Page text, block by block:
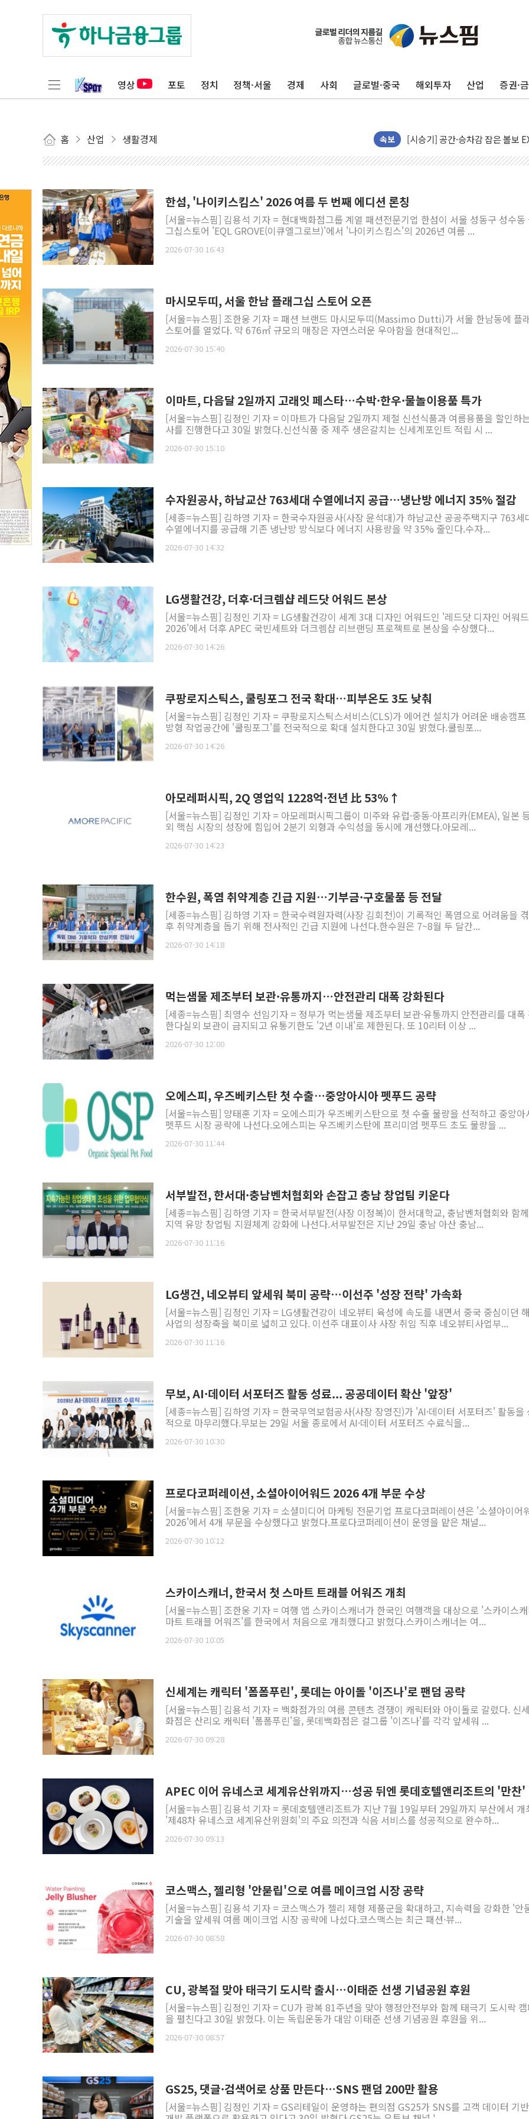
영상 포토 정치 정책·서울 경제 사회 글로벌·중국 해외투자 산업 증권·
홈 산업 생활경제 속보
전남광주 구례 산불 32분 만에
캠코, 5918억원 규모 압류재산
[종합] 청도 흥선리 야산 산불 1
한미 법카 제보자 "신동국과 무
네이버, AI 브리핑 도입 후 블로
SKT, '8월 월간 럭키 페스타' 실
삼척시, 무건리 이끼폭포 생태탐
전남광주 화정역 인근 도로 4중
우리은행, 고창해상풍력에 4000
NH농협은행, 모두투어 제휴 여
한섬, '나이키스킴스' 2026 여름 두 번째 에디션 론칭
[서울=뉴스핌] 김용석 기자 = 현대백화점그룹 계열 패션전문기업 한섬이 서울 성동구 성수동
그십스토어 'EQL GROVE(이큐엘그로브)'에서 '나이키스킴스'의 2026년 여름 ...
2026-07-30 16:43
마시모두띠, 서울 한남 플래그십 스토어 오픈
[서울=뉴스핌] 조한웅 기자 = 패션 브랜드 마시모두띠(Massimo Dutti)가 서울 한남동에 플
스토어를 열었다. 약 676㎡ 규모의 매장은 자연스러운 우아함을 현대적인...
2026-07-30 15:40
이마트, 다음달 2일까지 고래잇 페스타…수박·한우·물놀이용품 특가
[서울=뉴스핌] 김정인 기자 = 이마트가 다음달 2일까지 제철 신선식품과 여름용품을 할인하
사를 진행한다고 30일 밝혔다.신선식품 중 제주 생은갈치는 신세계포인트 적립 시 ...
2026-07-30 15:10
수자원공사, 하남교산 763세대 수열에너지 공급…냉난방 에너지 35% 절감
[세종=뉴스핌] 김하영 기자 = 한국수자원공사(사장 윤석대)가 하남교산 공공주택지구 763세
수열에너지를 공급해 기존 냉난방 방식보다 에너지 사용량을 약 35% 줄인다.수자...
2026-07-30 14:32
LG생활건강, 더후·더크렘샵 레드닷 어워드 본상
[서울=뉴스핌] 김정인 기자 = LG생활건강이 세계 3대 디자인 어워드인 '레드닷 디자인 어워드
2026'에서 더후 APEC 국빈세트와 더크렘샵 리브랜딩 프로젝트로 본상을 수상했다...
2026-07-30 14:26
쿠팡로지스틱스, 쿨링포그 전국 확대…피부온도 3도 낮춰
[서울=뉴스핌] 김정인 기자 = 쿠팡로지스틱스서비스(CLS)가 에어컨 설치가 어려운 배송캠프
방형 작업공간에 '쿨링포그'를 전국적으로 확대 설치한다고 30일 밝혔다.쿨링포...
2026-07-30 14:26
아모레퍼시픽, 2Q 영업익 1228억·전년 比 53%↑
[서울=뉴스핌] 김정인 기자 = 아모레퍼시픽그룹이 미주와 유럽·중동·아프리카(EMEA), 일본
외 핵심 시장의 성장에 힘입어 2분기 외형과 수익성을 동시에 개선했다.아모레...
2026-07-30 14:23
한수원, 폭염 취약계층 긴급 지원…기부금·구호물품 등 전달
[세종=뉴스핌] 김하영 기자 = 한국수력원자력(사장 김회천)이 기록적인 폭염으로 어려움을
후 취약계층을 돕기 위해 전사적인 긴급 지원에 나선다.한수원은 7~8월 두 달간...
2026-07-30 14:18
먹는샘물 제조부터 보관·유통까지…안전관리 대폭 강화된다
[세종=뉴스핌] 최영수 선임기자 = 정부가 먹는샘물 제조부터 보관·유통까지 안전관리를 대폭
한다실외 보관이 금지되고 유통기한도 '2년 이내'로 제한된다. 또 10리터 이상 ...
2026-07-30 12:00
오에스피, 우즈베키스탄 첫 수출…중앙아시아 펫푸드 공략
[서울=뉴스핌] 양태훈 기자 = 오에스피가 우즈베키스탄으로 첫 수출 물량을 선적하고 중앙아
펫푸드 시장 공략에 나선다.오에스피는 우즈베키스탄에 프리미엄 펫푸드 초도 물량을 ...
2026-07-30 11:44
서부발전, 한서대·충남벤처협회와 손잡고 충남 창업팀 키운다
[세종=뉴스핌] 김하영 기자 = 한국서부발전(사장 이정복)이 한서대학교, 충남벤처협회와 함
지역 유망 창업팀 지원체계 강화에 나선다.서부발전은 지난 29일 충남 아산 충남...
2026-07-30 11:16
LG생건, 네오뷰티 앞세워 북미 공략…이선주 '성장 전략' 가속화
[서울=뉴스핌] 김정인 기자 = LG생활건강이 네오뷰티 육성에 속도를 내면서 중국 중심이던
사업의 성장축을 북미로 넓히고 있다. 이선주 대표이사 사장 취임 직후 네오뷰티사업부...
2026-07-30 11:16
무보, AI·데이터 서포터즈 활동 성료... 공공데이터 확산 '앞장'
[세종=뉴스핌] 김하영 기자 = 한국무역보험공사(사장 장영진)가 'AI·데이터 서포터즈' 활동을
적으로 마무리했다.무보는 29일 서울 종로에서 AI·데이터 서포터즈 수료식을...
2026-07-30 10:30
프로다코퍼레이션, 소셜아이어워드 2026 4개 부문 수상
[서울=뉴스핌] 조한웅 기자 = 소셜미디어 마케팅 전문기업 프로다코퍼레이션은 '소셜아이어
2026'에서 4개 부문을 수상했다고 밝혔다.프로다코퍼레이션이 운영을 맡은 채널...
2026-07-30 10:12
스카이스캐너, 한국서 첫 스마트 트래블 어워즈 개최
[서울=뉴스핌] 조한웅 기자 = 여행 앱 스카이스캐너가 한국인 여행객을 대상으로 '스카이스
마트 트래블 어워즈'를 한국에서 처음으로 개최했다고 밝혔다.스카이스캐너는 여...
2026-07-30 10:05
신세계는 캐릭터 '폼폼푸린', 롯데는 아이돌 '이즈나'로 팬덤 공략
[서울=뉴스핌] 김용석 기자 = 백화점가의 여름 콘텐츠 경쟁이 캐릭터와 아이돌로 갈렸다. 신
화점은 산리오 캐릭터 '폼폼푸린'을, 롯데백화점은 걸그룹 '이즈나'를 각각 앞세워 ...
2026-07-30 09:28
APEC 이어 유네스코 세계유산위까지…성공 뒤엔 롯데호텔앤리조트의 '만찬'
[서울=뉴스핌] 김용석 기자 = 롯데호텔앤리조트가 지난 7월 19일부터 29일까지 부산에서 개
'제48차 유네스코 세계유산위원회'의 주요 의전과 식음 서비스를 성공적으로 완수하...
2026-07-30 09:13
코스맥스, 젤리형 '안묻립'으로 여름 메이크업 시장 공략
[서울=뉴스핌] 김용석 기자 = 코스맥스가 젤리 제형 제품군을 확대하고, 지속력을 강화한 '안
기술을 앞세워 여름 메이크업 시장 공략에 나섰다.코스맥스는 최근 패션·뷰...
2026-07-30 08:58
CU, 광복절 맞아 태극기 도시락 출시…이태준 선생 기념공원 후원
[서울=뉴스핌] 김정인 기자 = CU가 광복 81주년을 맞아 행정안전부와 함께 태극기 도시락
을 펼친다고 30일 밝혔다. 이는 독립운동가 대암 이태준 선생 기념공원 후원을 위...
2026-07-30 08:57
GS25, 댓글·검색어로 상품 만든다…SNS 팬덤 200만 활용
[서울=뉴스핌] 김정인 기자 = GS리테일이 운영하는 편의점 GS25가 SNS를 고객 데이터 기